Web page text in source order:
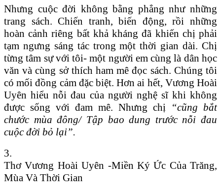
Nhưng cuộc đời không bằng phẳng như những
trang sách. Chiến tranh, biến động, rồi những
hoàn cảnh riêng bất khả kháng đã khiến chị phải
tạm ngưng sáng tác trong một thời gian dài. Chị
từng tâm sự với tôi- một người em cùng là dân học
văn và cùng sở thích ham mê đọc sách. Chúng tôi
có mối đồng cảm đặc biệt. Hơn ai hết, Vương Hoài
Uyên hiểu nỗi đau của người nghệ sĩ khi không
được sống với đam mê. Nhưng chị “cũng bắt
chước mùa đông/ Tập bao dung trước nỗi đau
cuộc đời bỏ lại”.
3.
Thơ Vương Hoài Uyên -Miền Ký Ức Của Trăng,
Mùa Và Thời Gian